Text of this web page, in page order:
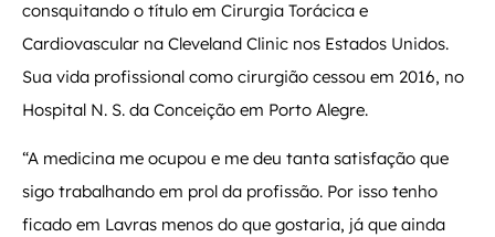
consquitando o título em Cirurgia Torácica e
Cardiovascular na Cleveland Clinic nos Estados Unidos.
Sua vida profissional como cirurgião cessou em 2016, no
Hospital N. S. da Conceição em Porto Alegre.
“A medicina me ocupou e me deu tanta satisfação que
sigo trabalhando em prol da profissão. Por isso tenho
ficado em Lavras menos do que gostaria, já que ainda